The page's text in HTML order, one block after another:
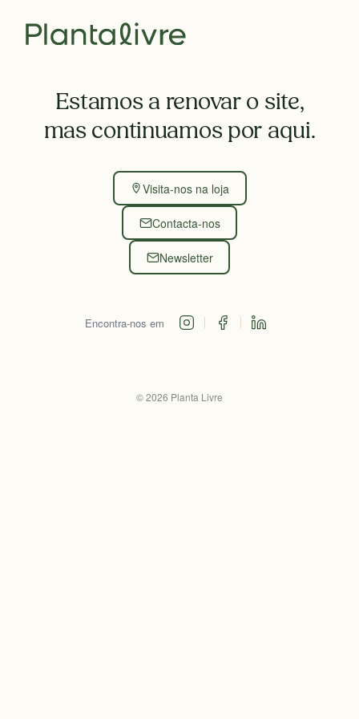
Estamos a renovar o site,
mas continuamos por aqui.
Visita-nos na loja
Contacta-nos
Newsletter
Encontra-nos em
©2026 Planta Livre